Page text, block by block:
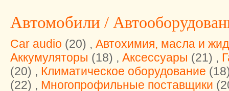
Автомобили /
Car audio (20) , Автохимия, масла и
Аккумуляторы (18) , Аксессуары (21) ,
(20) , Климатическое оборудование
(22) , Многопрофильные поставщики